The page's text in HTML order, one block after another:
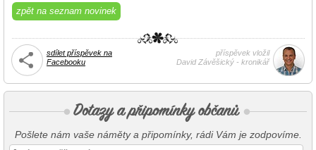
zpět na seznam novinek
sdílet příspěvek na
Facebooku
příspěvek vložil
David Závěšický - kronikář
Pošlete nám vaše náměty a připomínky, rádi Vám je zodpovíme.